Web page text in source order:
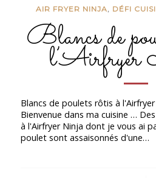
AIR FRYER NINJA, DÉFI
Blancs de
l’Airfryer
Blancs de poulets rôtis à
Bienvenue dans ma cuisine …
à l'Airfryer Ninja dont je vous ai
poulet sont assaisonnés d'une…